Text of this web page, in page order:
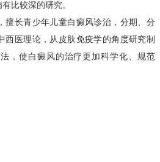
比较深的研究。
长青少年儿童白癜风诊治，分期、分
西医理论，从皮肤免疫学的角度研究制
，使白癜风的治疗更加科学化、规范